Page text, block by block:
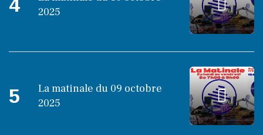
4
2025
5
La matinale du 09 octobre
2025